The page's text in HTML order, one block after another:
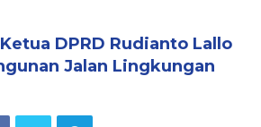
DPRD Rudianto Lallo
Jalan Lingkungan